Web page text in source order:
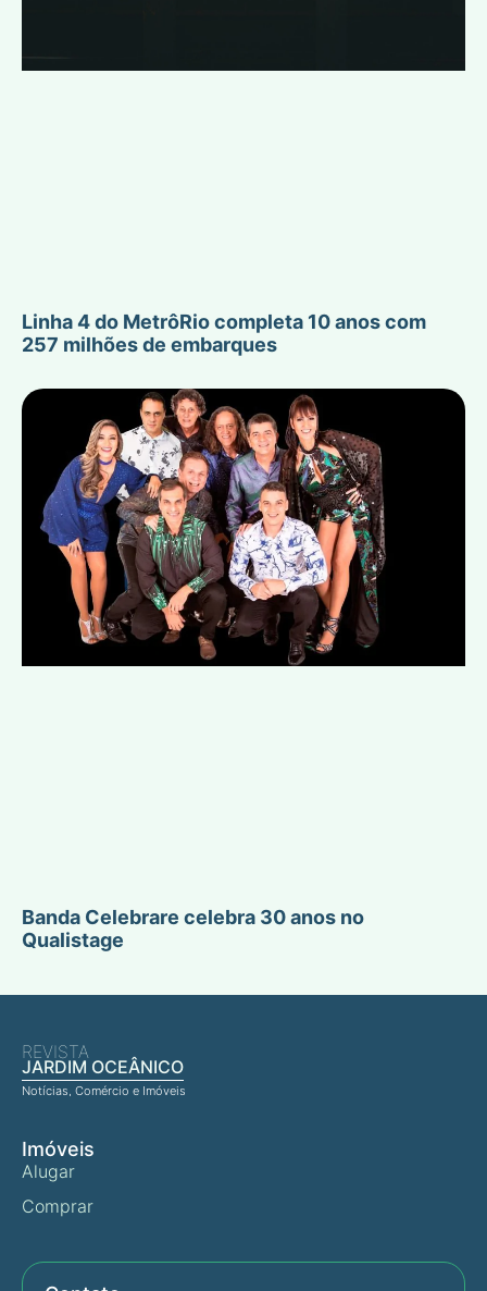
Linha 4 do MetrôRio completa 10 anos com
257 milhões de embarques
Banda Celebrare celebra 30 anos no
Qualistage
REVISTA
JARDIM OCEÂNICO
Notícias, Comércio e Imóveis
Imóveis
Alugar
Comprar